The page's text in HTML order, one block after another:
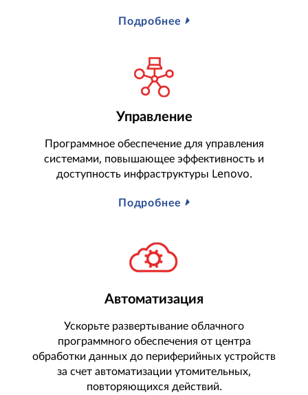
Подробнее
Управление
Программное обеспечение для управления
системами, повышающее эффективность и
доступность инфраструктуры Lenovo.
Подробнее
Автоматизация
Ускорьте развертывание облачного
программного обеспечения от центра
обработки данных до периферийных устройств
за счет автоматизации утомительных,
повторяющихся действий.